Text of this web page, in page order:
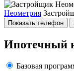
Неометрия
Показать телефон
Ипотечный
Базовая